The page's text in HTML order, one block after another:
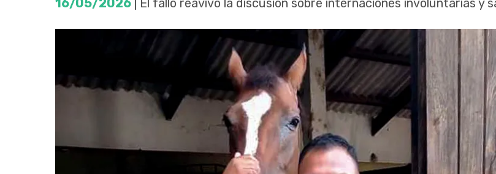
16/05/2026 | El fallo reavivó la discusión sobre internaciones involuntarias y